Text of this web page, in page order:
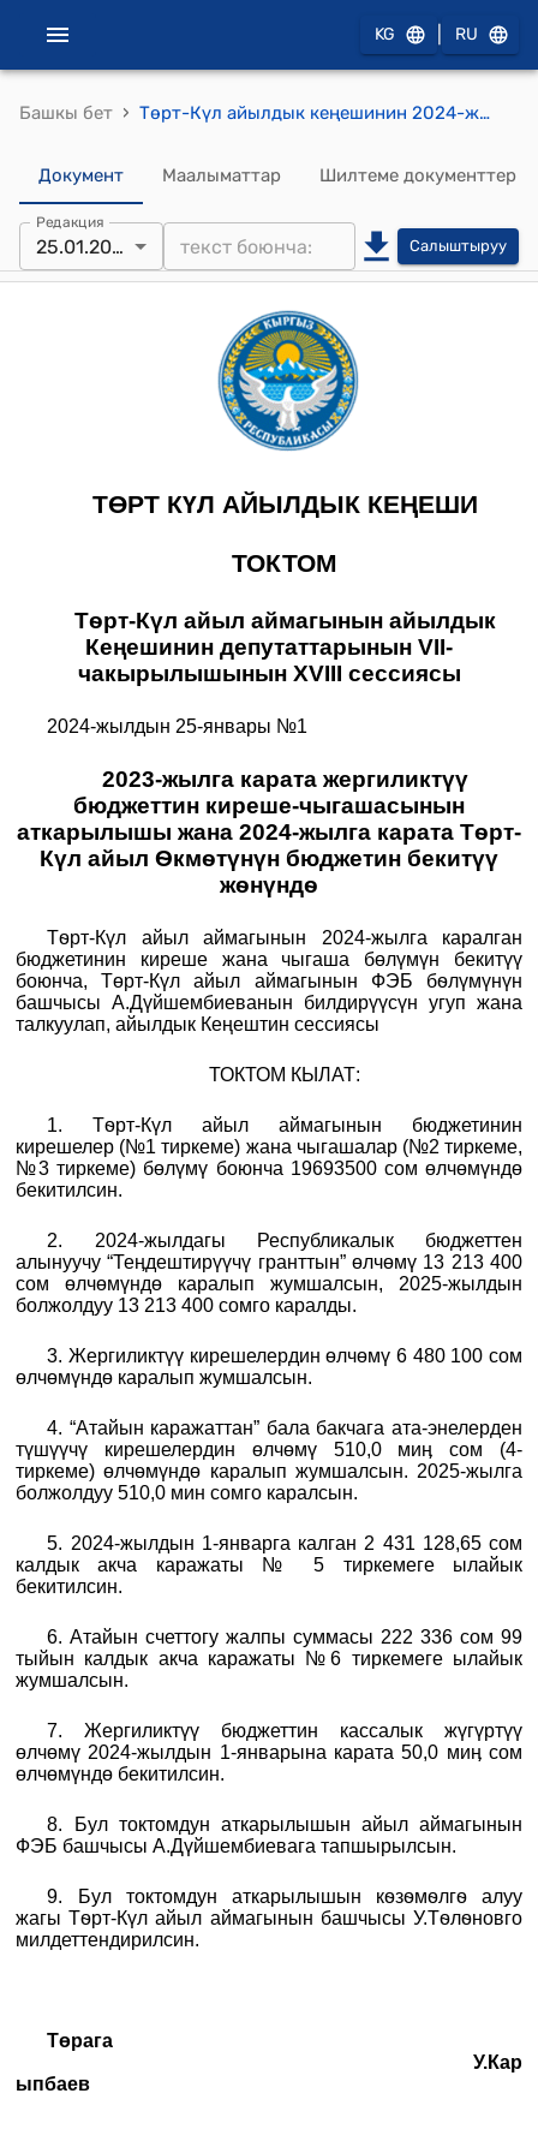
KG RU
Башкы бет › Тѳрт-Күл айылдык кеңешинин 2024-жылдын 25-январы №1 "2023-жылга карата жергиликтүү бюджеттин киреше-чыгашасынын аткарылышы жана 2024-жылга карата Тѳрт-Күл айыл Ѳкмѳтүнүн бюджетин бекитүү жѳнүндѳ" токтому
Документ Маалыматтар Шилтеме документтер
Редакция
25.01.2024 Салыштыруу